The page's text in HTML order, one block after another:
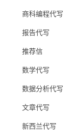
商科编程代写
报告代写
推荐信
数学代写
数据分析代写
文章代写
新西兰代写